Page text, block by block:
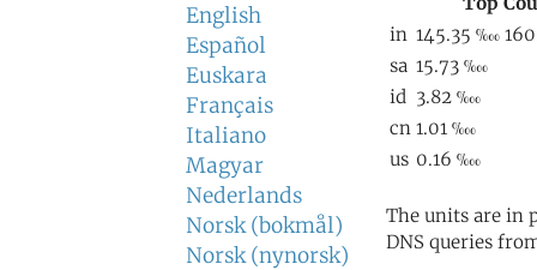
English
Español
Euskara
Français
Italiano
Magyar
Nederlands
Norsk (bokmål)
Norsk (nynorsk)
The units are in
DNS queries